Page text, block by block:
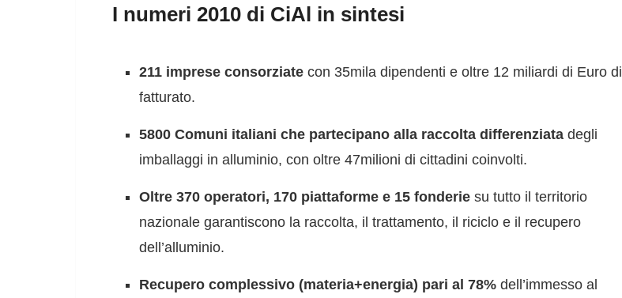
I numeri 2010 di CiAl in sintesi
211 imprese consorziate con 35mila dipendenti e oltre 12 miliardi di Euro di
fatturato.
5800 Comuni italiani che partecipano alla raccolta differenziata degli
imballaggi in alluminio, con oltre 47milioni di cittadini coinvolti.
Oltre 370 operatori, 170 piattaforme e 15 fonderie su tutto il territorio
nazionale garantiscono la raccolta, il trattamento, il riciclo e il recupero
dell’alluminio.
Recupero complessivo (materia+energia) pari al 78% dell’immesso al